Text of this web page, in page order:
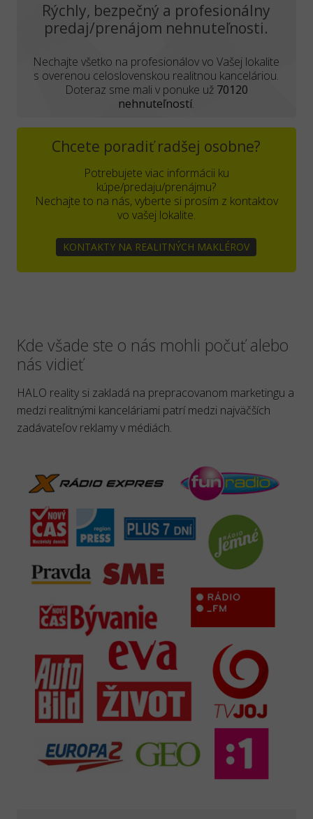
Rýchly, bezpečný a profesionálny
predaj/prenájom nehnuteľnosti.
Nechajte všetko na profesionálov vo Vašej lokalite
s overenou celoslovenskou realitnou kanceláriou.
Doteraz sme mali v ponuke už 70120
nehnuteľností.
Chcete poradiť radšej osobne?
Potrebujete viac informácii ku
kúpe/predaju/prenájmu?
Nechajte to na nás, vyberte si prosím z kontaktov
vo vašej lokalite.
KONTAKTY NA REALITNÝCH MAKLÉROV
Kde všade ste o nás mohli počuť alebo
nás vidieť
HALO reality si zakladá na prepracovanom marketingu a
medzi realitnými kanceláriami patrí medzi najväčších
zadávateľov reklamy v médiách.